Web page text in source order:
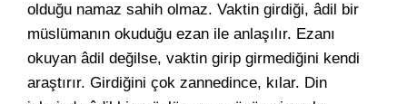
olduğu namaz sahih olmaz. Vaktin girdiği, âdil bir
müslümanın okuduğu ezan ile anlaşılır. Ezanı
okuyan âdil değilse, vaktin girip girmediğini kendi
araştırır. Girdiğini çok zannedince, kılar. Din